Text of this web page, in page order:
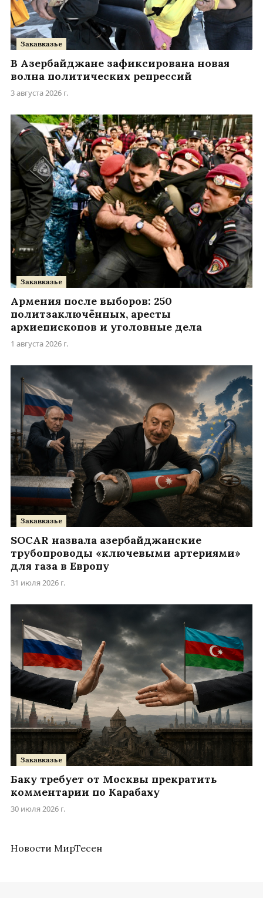
Закавказье
В Азербайджане зафиксирована новая
волна политических репрессий
3 августа 2026 г.
Закавказье
Армения после выборов: 250
политзаключённых, аресты
архиепископов и уголовные дела
1 августа 2026 г.
Закавказье
SOCAR назвала азербайджанские
трубопроводы «ключевыми артериями»
для газа в Европу
31 июля 2026 г.
Закавказье
Баку требует от Москвы прекратить
комментарии по Карабаху
30 июля 2026 г.
Новости МирТесен